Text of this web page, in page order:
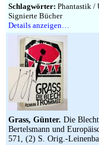
Schlagwörter: Phantastik /
Signierte Bücher
Details anzeigen…
Grass, Günter. Die
Bertelsmann und
571, (2) S. Orig.-